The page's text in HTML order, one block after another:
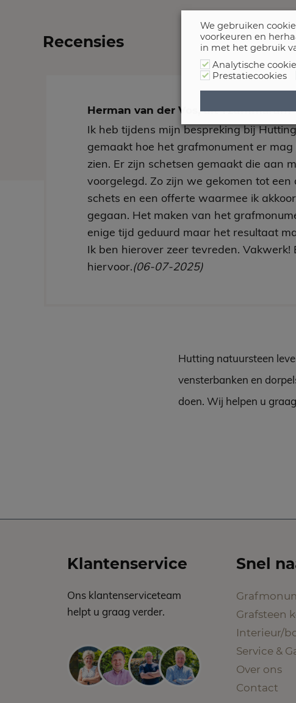
Recensies
Herman van der Vos, uit Tzummarum
Ik heb tijdens mijn bespreking bij
gemaakt hoe het grafmonument er mag
zien. Er zijn schetsen gemaakt die aan
voorgelegd. Zo zijn we gekomen tot een
schets en een offerte waarmee ik
gegaan. Het maken van het
enige tijd geduurd maar het resultaat
Ik ben hierover zeer tevreden. Vakwerk!
hiervoor.(06-07-2025)
Hutting natuursteen
vensterbanken en
doen. Wij helpen u
Klantenservice
Ons klantenserviceteam
helpt u graag verder.
Snel
Grafsteen
Interieur/
Service &
Over ons
Contact
We gebruiken
voorkeuren en
in met het gebruik
Analytische
Prestatiecookies